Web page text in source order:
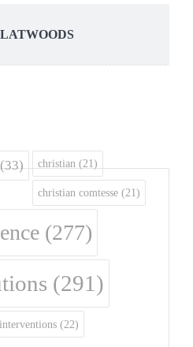
christian (21)
christian comtesse (21)
(277)
(291)
interventions (22)